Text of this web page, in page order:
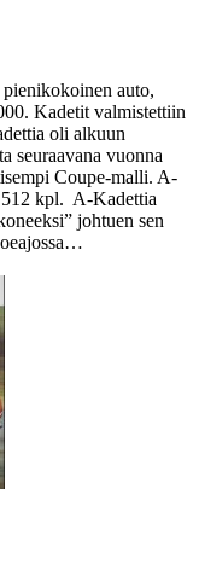
auto,
Kadetit valmistettiin
oli alkuun
seuraavana vuonna
Coupe-malli. A-
kpl. A-Kadettia
johtuen sen